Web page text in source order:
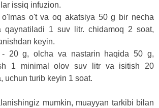
issiq infuzion.
o'lmas o't va oq akatsiya 50 g bir necha
qaynatiladi 1 suv litr. chidamoq 2 soat,
keyin.
- 20 g, olcha va nastarin haqida 50 g,
1 minimal olov suv litr va isitish 20
uchun turib keyin 1 soat.
mumkin, muayyan tarkibi bilan